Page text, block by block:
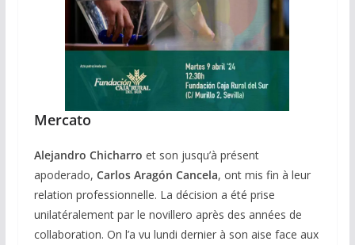
Mercato
Alejandro Chicharro et son jusqu’à présent
apoderado, Carlos Aragón Cancela, ont mis fin à leur
relation professionnelle. La décision a été prise
unilatéralement par le novillero après des années de
collaboration. On l’a vu lundi dernier à son aise face aux